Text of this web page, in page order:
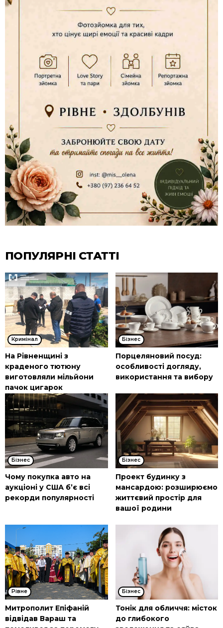
ПОПУЛЯРНІ СТАТТІ
Кримінал
На Рівненщині з
краденого тютюну
виготовляли мільйони
пачок цигарок
Бізнес
Порцеляновий посуд:
особливості догляду,
використання та вибору
Бізнес
Чому покупка авто на
аукціоні у США б’є всі
рекорди популярності
Бізнес
Проект будинку з
мансардою: розширюємо
життєвий простір для
вашої родини
Рівне
Митрополит Епіфаній
відвідав Вараш та
Бізнес
Тонік для обличчя: місток
до глибокого